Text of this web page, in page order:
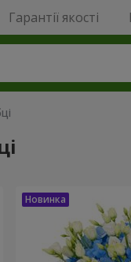
Гарантії якості